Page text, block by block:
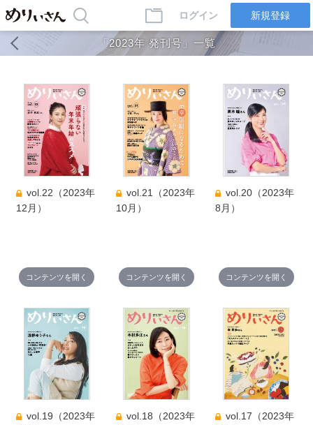
新規登録
ログイン
「2023年 発刊号」一覧
12月）
コンテンツを開く
10月）
コンテンツを開く
vol.20（2023年
8月）
コンテンツを開く
vol.17（2023年